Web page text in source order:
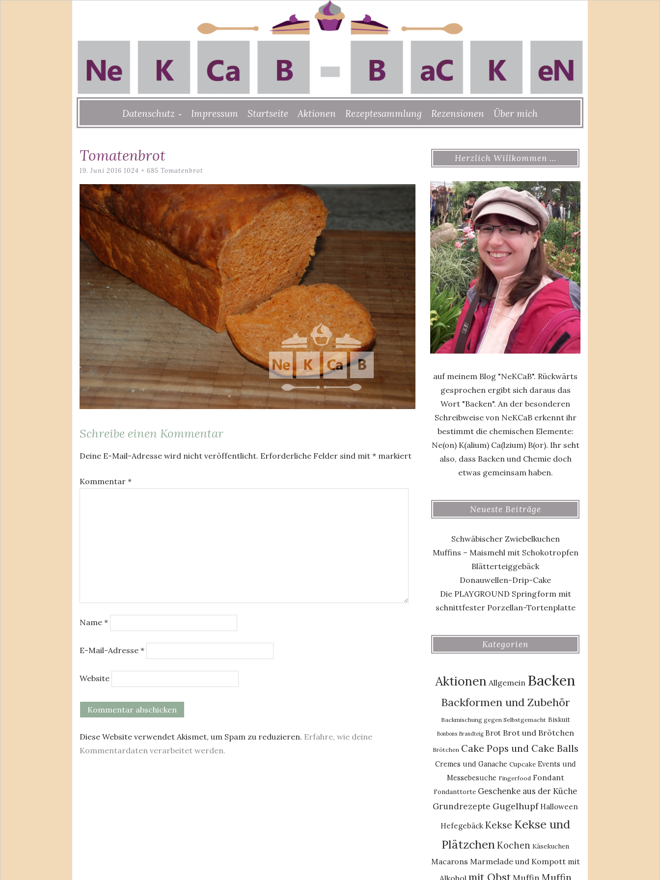
to
Datenschutz Impressum Startseite Aktionen Rezeptesammlung Rezensionen Über mich
Tomatenbrot
19. Juni 2016 1024 × 685 Tomatenbrot
Schreibe einen Kommentar
Deine E-Mail-Adresse wird nicht veröffentlicht. Erforderliche Felder sind mit * markiert
Kommentar *
Name *
E-Mail-Adresse *
Website
Diese Website verwendet Akismet, um Spam zu reduzieren. Erfahre, wie deine
Kommentardaten verarbeitet werden.
Herzlich Willkommen …
auf meinem Blog "NeKCaB". Rückwärts
gesprochen ergibt sich daraus das
Wort "Backen". An der besonderen
Schreibweise von NeKCaB erkennt ihr
bestimmt die chemischen Elemente:
Ne(on) K(alium) Ca(lzium) B(or). Ihr seht
also, dass Backen und Chemie doch
etwas gemeinsam haben.
Neueste Beiträge
Schwäbischer Zwiebelkuchen
Muffins – Maismehl mit Schokotropfen
Blätterteiggebäck
Donauwellen-Drip-Cake
Die PLAYGROUND Springform mit
schnittfester Porzellan-Tortenplatte
Kategorien
Aktionen Allgemein Backen
Backformen und Zubehör
Backmischung gegen Selbstgemacht Biskuit
Bonbons Brandteig Brot Brot und Brötchen
Brötchen Cake Pops und Cake Balls
Cremes und Ganache Cupcake Events und
Messebesuche Fingerfood Fondant
Fondanttorte Geschenke aus der Küche
Grundrezepte Gugelhupf Halloween
Hefegebäck Kekse Kekse und
PlätzchenKochen Käsekuchen
Macarons Marmelade und Kompott mit
Alkohol mit Obst Muffin